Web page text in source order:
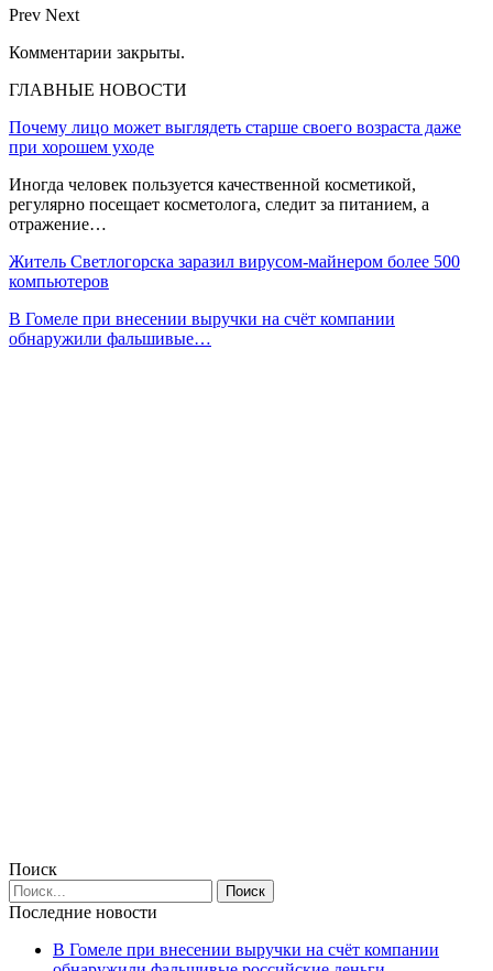
Prev Next
Комментарии закрыты.
ГЛАВНЫЕ НОВОСТИ
Почему лицо может выглядеть старше своего возраста даже
при хорошем уходе
Иногда человек пользуется качественной косметикой,
регулярно посещает косметолога, следит за питанием, а
отражение…
Житель Светлогорска заразил вирусом-майнером более 500
компьютеров
В Гомеле при внесении выручки на счёт компании
обнаружили фальшивые…
Поиск
Последние новости
В Гомеле при внесении выручки на счёт компании